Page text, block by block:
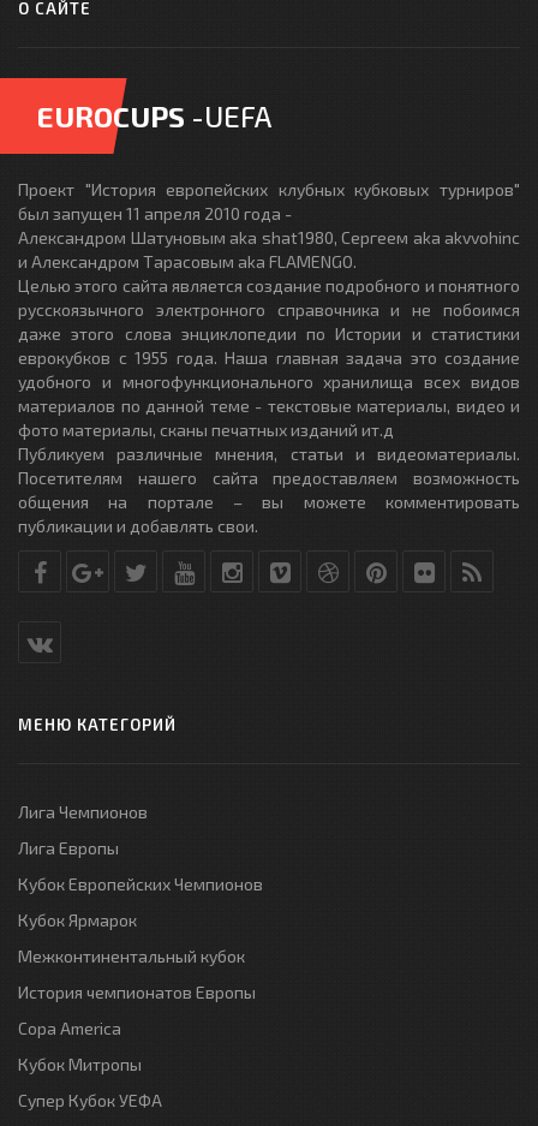
О САЙТЕ
EUROCUPS -UEFA
Проект "История европейских клубных кубковых турниров"
был запущен 11 апреля 2010 года -
Александром Шатуновым aka shat1980, Сергеем aka akvvohinc
и Александром Тарасовым aka FLAMENGO.
Целью этого сайта является создание подробного и понятного
русскоязычного электронного справочника и не побоимся
даже этого слова энциклопедии по Истории и статистики
еврокубков с 1955 года. Наша главная задача это создание
удобного и многофункционального хранилища всех видов
материалов по данной теме - текстовые материалы, видео и
фото материалы, сканы печатных изданий ит.д
Публикуем различные мнения, статьи и видеоматериалы.
Посетителям нашего сайта предоставляем возможность
общения на портале – вы можете комментировать
публикации и добавлять свои.
МЕНЮ КАТЕГОРИЙ
Лига Чемпионов
Лига Европы
Кубок Европейских Чемпионов
Кубок Ярмарок
Межконтинентальный кубок
История чемпионатов Европы
Copa America
Кубок Митропы
Супер Кубок УЕФА